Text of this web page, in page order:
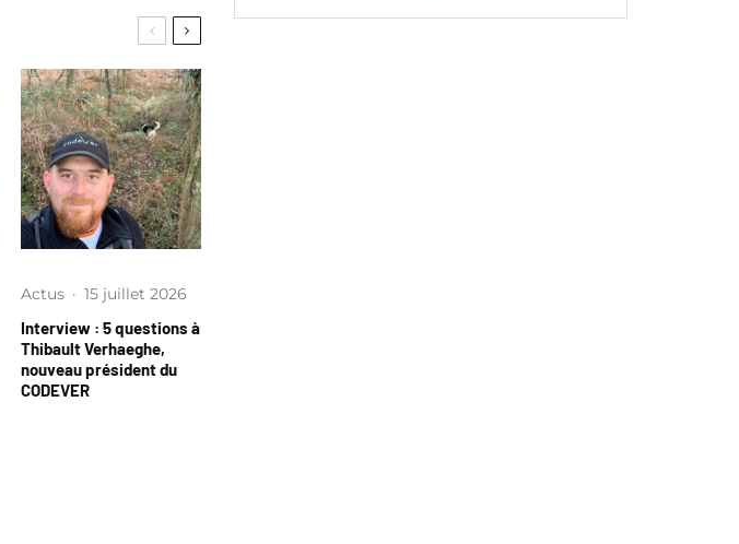
Actus · 15 juillet 2026
Interview : 5 questions à
Thibault Verhaeghe,
nouveau président du
CODEVER